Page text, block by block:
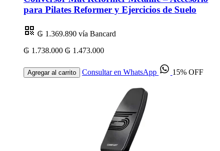
para Pilates Reformer y Ejercicios de Suelo
₲ 1.369.890 vía Bancard
₲ 1.738.000 ₲ 1.473.000
Agregar al carrito Consultar en WhatsApp 15% OFF